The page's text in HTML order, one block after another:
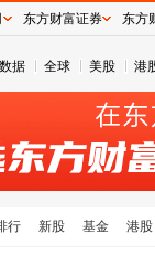
数据 全球 美股 港
行 新股 基金 港股
东方财富证券 东方